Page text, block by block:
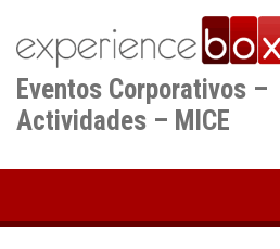
contenido
principal
Eventos Corporativos –
Actividades – MICE